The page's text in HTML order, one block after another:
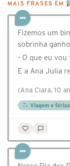
MAIS FRASES EM
Fizemos um
sobrinha
- O que eu vou
E a Ana Julia
(Ana Clara, 10
Viagem e férias